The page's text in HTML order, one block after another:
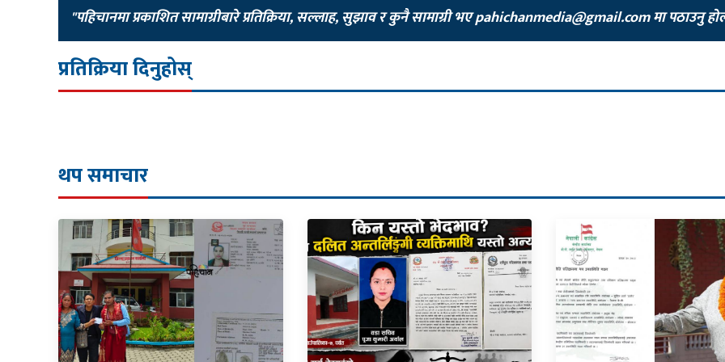
"पहिचानमा प्रकाशित सामाग्रीबारे प्रतिक्रिया, सल्लाह, सुझाव र कुनै सामाग्री भएpahichanmedia@gmail.comमा पठाउनु
प्रतिक्रिया दिनुहोस्
थप समाचार